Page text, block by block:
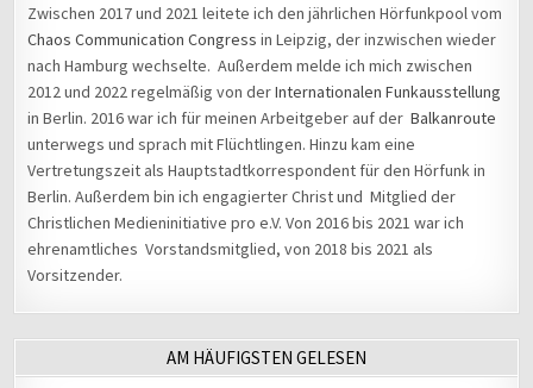
Zwischen 2017 und 2021 leitete ich den jährlichen Hörfunkpool vom
Chaos Communication Congress in Leipzig, der inzwischen wieder
nach Hamburg wechselte. Außerdem melde ich mich zwischen
2012 und 2022 regelmäßig von derInternationalen Funkausstellung
in Berlin. 2016 war ich für meinen Arbeitgeber auf derBalkanroute
unterwegs und sprach mit Flüchtlingen. Hinzu kam eine
Vertretungszeit als Hauptstadtkorrespondent für den Hörfunk in
Berlin. Außerdem bin ich engagierter Christ und Mitglied der
Christlichen Medieninitiative pro e.V. Von 2016 bis 2021 war ich
ehrenamtliches Vorstandsmitglied, von 2018 bis 2021 als
Vorsitzender.
AM HÄUFIGSTEN GELESEN